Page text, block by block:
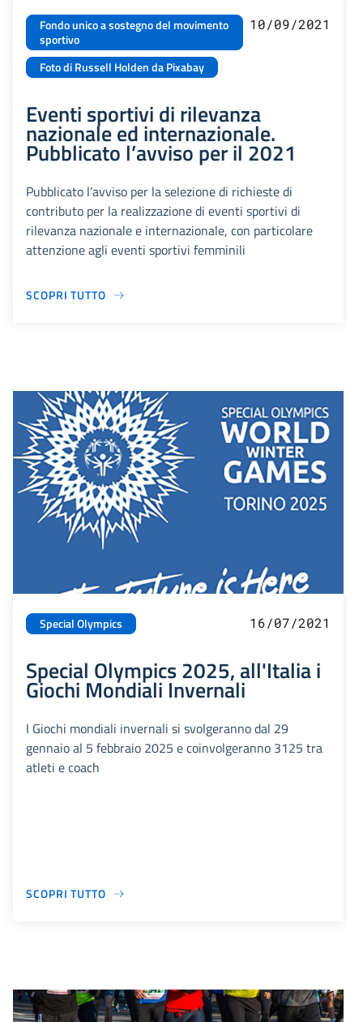
Fondo unico a sostegno del movimento
sportivo
Foto di Russell Holden da Pixabay
10/09/2021
Eventi sportivi di rilevanza
nazionale ed internazionale.
Pubblicato l’avviso per il 2021
Pubblicato l’avviso per la selezione di richieste di
contributo per la realizzazione di eventi sportivi di
rilevanza nazionale e internazionale, con particolare
attenzione agli eventi sportivi femminili
SCOPRI TUTTO
Special Olympics 16/07/2021
Special Olympics 2025, all'Italia i
Giochi Mondiali Invernali
I Giochi mondiali invernali si svolgeranno dal 29
gennaio al 5 febbraio 2025 e coinvolgeranno 3125 tra
atleti e coach
SCOPRI TUTTO